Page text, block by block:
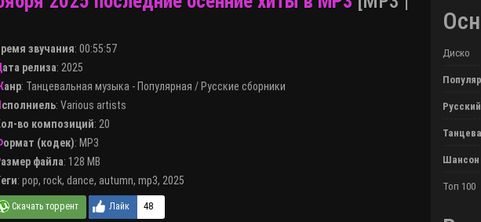
Время звучания: 00:55:57
Дата релиза: 2025
Жанр: Танцевальная музыка - Популярная / Русские сборники
Исполниель: Various artists
Кол-во композиций: 20
Формат (кодек): MP3
Размер файла: 128 MB
Теги: pop, rock, dance, autumn, mp3, 2025
48
Диско
Шансон
Топ 100